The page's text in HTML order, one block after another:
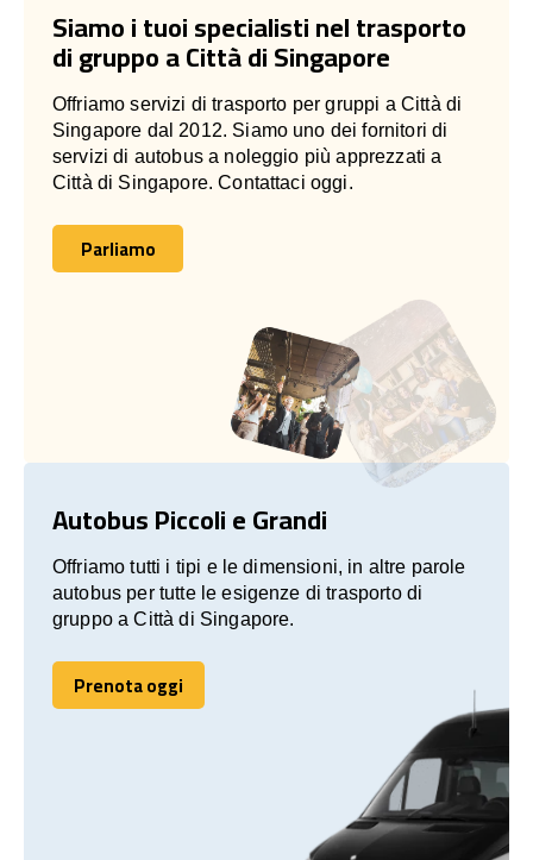
Siamo i tuoi specialisti nel trasporto
di gruppo a Città di Singapore
Offriamo servizi di trasporto per gruppi a Città di
Singapore dal 2012. Siamo uno dei fornitori di
servizi di autobus a noleggio più apprezzati a
Città di Singapore. Contattaci oggi.
Parliamo
Parliamo
Autobus Piccoli e Grandi
Offriamo tutti i tipi e le dimensioni, in altre parole
autobus per tutte le esigenze di trasporto di
gruppo a Città di Singapore.
Prenota oggi
Prenota oggi